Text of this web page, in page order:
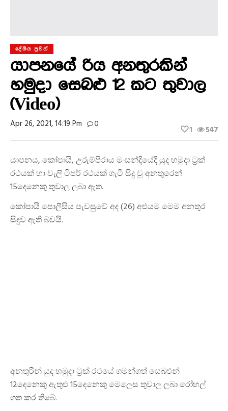
දේශිය පුවත්
යාපනයේ රිය අනතුරකින්
හමුදා සෙබළු 12 කට තුවාල
(Video)
Apr 26, 2021, 14:19 Pm 0 547
1
යාපනය, කෝපායි, උරුම්පිරාය මංසන්දියේදී යුද හමුදා ට්‍රක්
රථයක් හා වැලි ටිපර් රථයක් ගැටී සිදු වූ අනතුරෙන්
15දෙනෙකු තුවාල ලබා ඇත.
කෝපායි පොලීසිය පැවසුවේ අද (26) අළුයම මෙම අනතුර
සිදුව ඇති බවයි.
අනතුරින් යුද හමුදා ට්‍රක් රථයේ ගමන්ගත් සෙබළුන්
12දෙනෙකු ඇතුළු 15දෙනෙකු මෙලෙස තුවාල ලබා රෝහල්
ගත කර තිබේ.